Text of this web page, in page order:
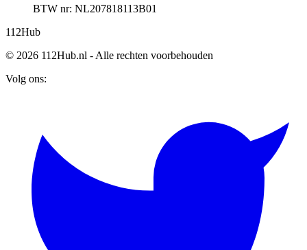
BTW nr: NL207818113B01
112Hub
© 2026 112Hub.nl - Alle rechten voorbehouden
Volg ons: